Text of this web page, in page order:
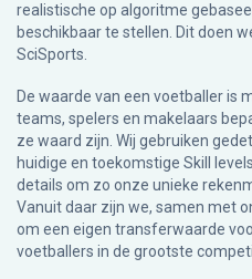
realistische op algoritme
beschikbaar te stellen. Dit doen
SciSports
De waarde van een voetballer is
teams, spelers en makelaars
ze waard zijn. Wij gebruiken
huidige en toekomstige Skill
details om zo onze unieke
Vanuit daar zijn we, samen met
om een eigen transferwaarde
voetballers in de grootste